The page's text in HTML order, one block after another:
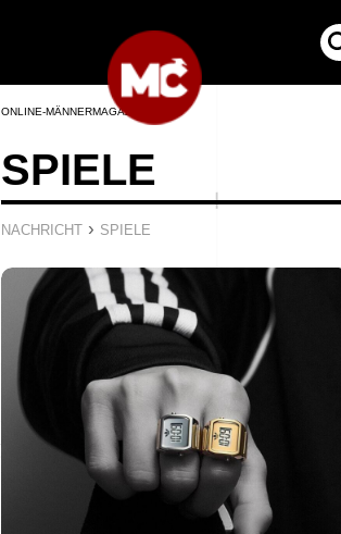
ONLINE-MÄNNERMAGAZIN
SPIELE
NACHRICHT › SPIELE